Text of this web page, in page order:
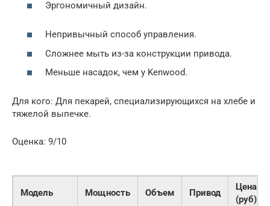
Эргономичный дизайн.
Непривычный способ управления.
Сложнее мыть из-за конструкции привода.
Меньше насадок, чем у Kenwood.
Для кого: Для пекарей, специализирующихся на хлебе и
тяжелой выпечке.
Оценка: 9/10
Модель Мощность Объем Привод
Цена
(руб)